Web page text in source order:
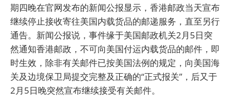
期四晚在官网发布的新闻公报显示，香港邮政当天宣布
继续停止接收寄往美国内载货品的邮递服务，直至另行
通告。新闻公报说，事件缘于美国邮政机关2月5日突
然通知香港邮政，不可向美国付运内载货品的邮件，即
时生效，除非有关邮件已按美国法例的规定，向美国海
关及边境保卫局提交完整及正确的“正式报关”，后又于
2月5日晚突然宣布继续接受有关邮件。